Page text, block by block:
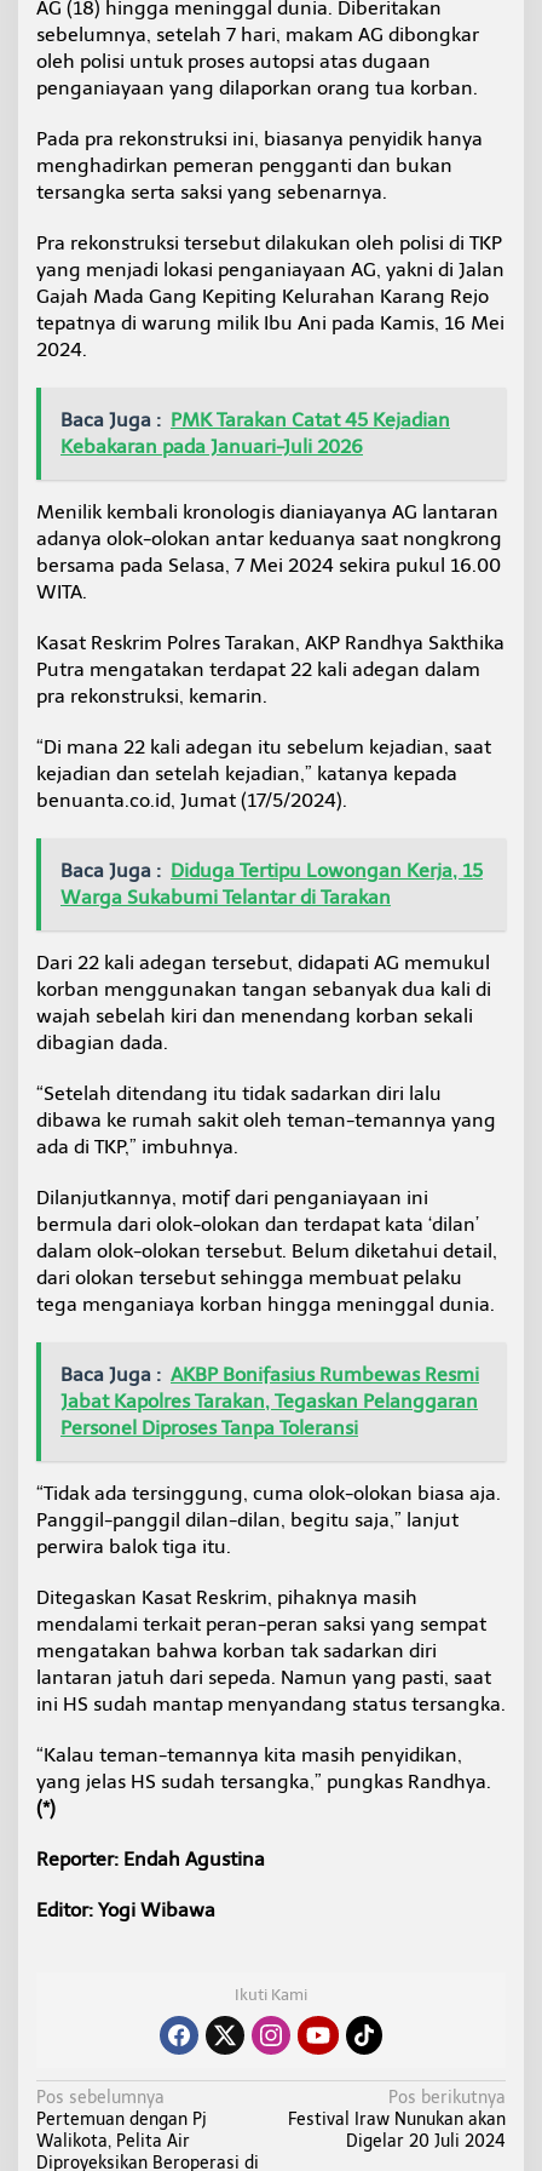
i
a
y
a
y
a
n
e
w
a
s
k
G
AG (18) hingga meninggal dunia. Diberitakan
sebelumnya, setelah 7 hari, makam AG dibongkar
oleh polisi untuk proses autopsi atas dugaan
penganiayaan yang dilaporkan orang tua korban.
Pada pra rekonstruksi ini, biasanya penyidik hanya
menghadirkan pemeran pengganti dan bukan
tersangka serta saksi yang sebenarnya.
Pra rekonstruksi tersebut dilakukan oleh polisi di TKP
yang menjadi lokasi penganiayaan AG, yakni di Jalan
Gajah Mada Gang Kepiting Kelurahan Karang Rejo
tepatnya di warung milik Ibu Ani pada Kamis, 16 Mei
2024.
Baca Juga : PMK Tarakan Catat 45 Kejadian
Kebakaran pada Januari-Juli 2026
Menilik kembali kronologis dianiayanya AG lantaran
adanya olok-olokan antar keduanya saat nongkrong
bersama pada Selasa, 7 Mei 2024 sekira pukul 16.00
WITA.
Kasat Reskrim Polres Tarakan, AKP Randhya Sakthika
Putra mengatakan terdapat 22 kali adegan dalam
pra rekonstruksi, kemarin.
“Di mana 22 kali adegan itu sebelum kejadian, saat
kejadian dan setelah kejadian,” katanya kepada
benuanta.co.id, Jumat (17/5/2024).
Baca Juga : Diduga Tertipu Lowongan Kerja, 15
Warga Sukabumi Telantar di Tarakan
Dari 22 kali adegan tersebut, didapati AG memukul
korban menggunakan tangan sebanyak dua kali di
wajah sebelah kiri dan menendang korban sekali
dibagian dada.
“Setelah ditendang itu tidak sadarkan diri lalu
dibawa ke rumah sakit oleh teman-temannya yang
ada di TKP,” imbuhnya.
Dilanjutkannya, motif dari penganiayaan ini
bermula dari olok-olokan dan terdapat kata ‘dilan’
dalam olok-olokan tersebut. Belum diketahui detail,
dari olokan tersebut sehingga membuat pelaku
tega menganiaya korban hingga meninggal dunia.
Baca Juga : AKBP Bonifasius Rumbewas Resmi
Jabat Kapolres Tarakan, Tegaskan Pelanggaran
Personel Diproses Tanpa Toleransi
“Tidak ada tersinggung, cuma olok-olokan biasa aja.
Panggil-panggil dilan-dilan, begitu saja,” lanjut
perwira balok tiga itu.
Ditegaskan Kasat Reskrim, pihaknya masih
mendalami terkait peran-peran saksi yang sempat
mengatakan bahwa korban tak sadarkan diri
lantaran jatuh dari sepeda. Namun yang pasti, saat
ini HS sudah mantap menyandang status tersangka.
“Kalau teman-temannya kita masih penyidikan,
yang jelas HS sudah tersangka,” pungkas Randhya.
(*)
Reporter: Endah Agustina
Editor: Yogi Wibawa
Ikuti Kami
N
a
v
Pos sebelumnya
Pertemuan dengan Pj
Walikota, Pelita Air
Diproyeksikan Beroperasi di
Pos berikutnya
Festival Iraw Nunukan akan
Digelar 20 Juli 2024